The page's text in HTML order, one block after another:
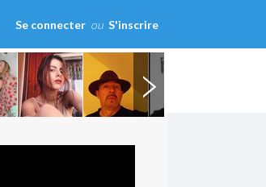
Se connecter ou S'inscrire